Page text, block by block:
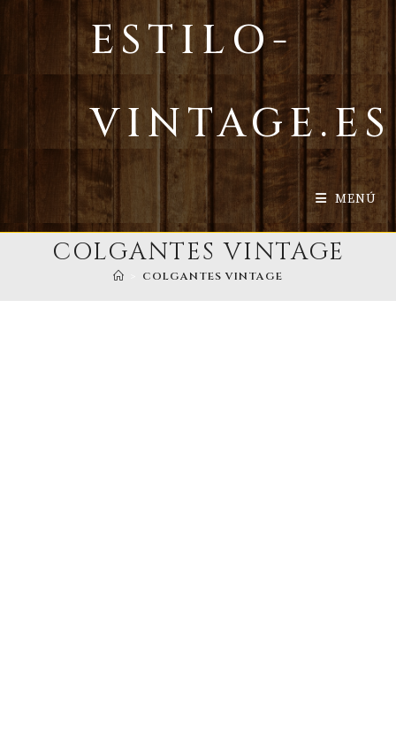
ESTILO-
VINTAGE.ES
MENÚ
COLGANTES VINTAGE
COLGANTES VINTAGE